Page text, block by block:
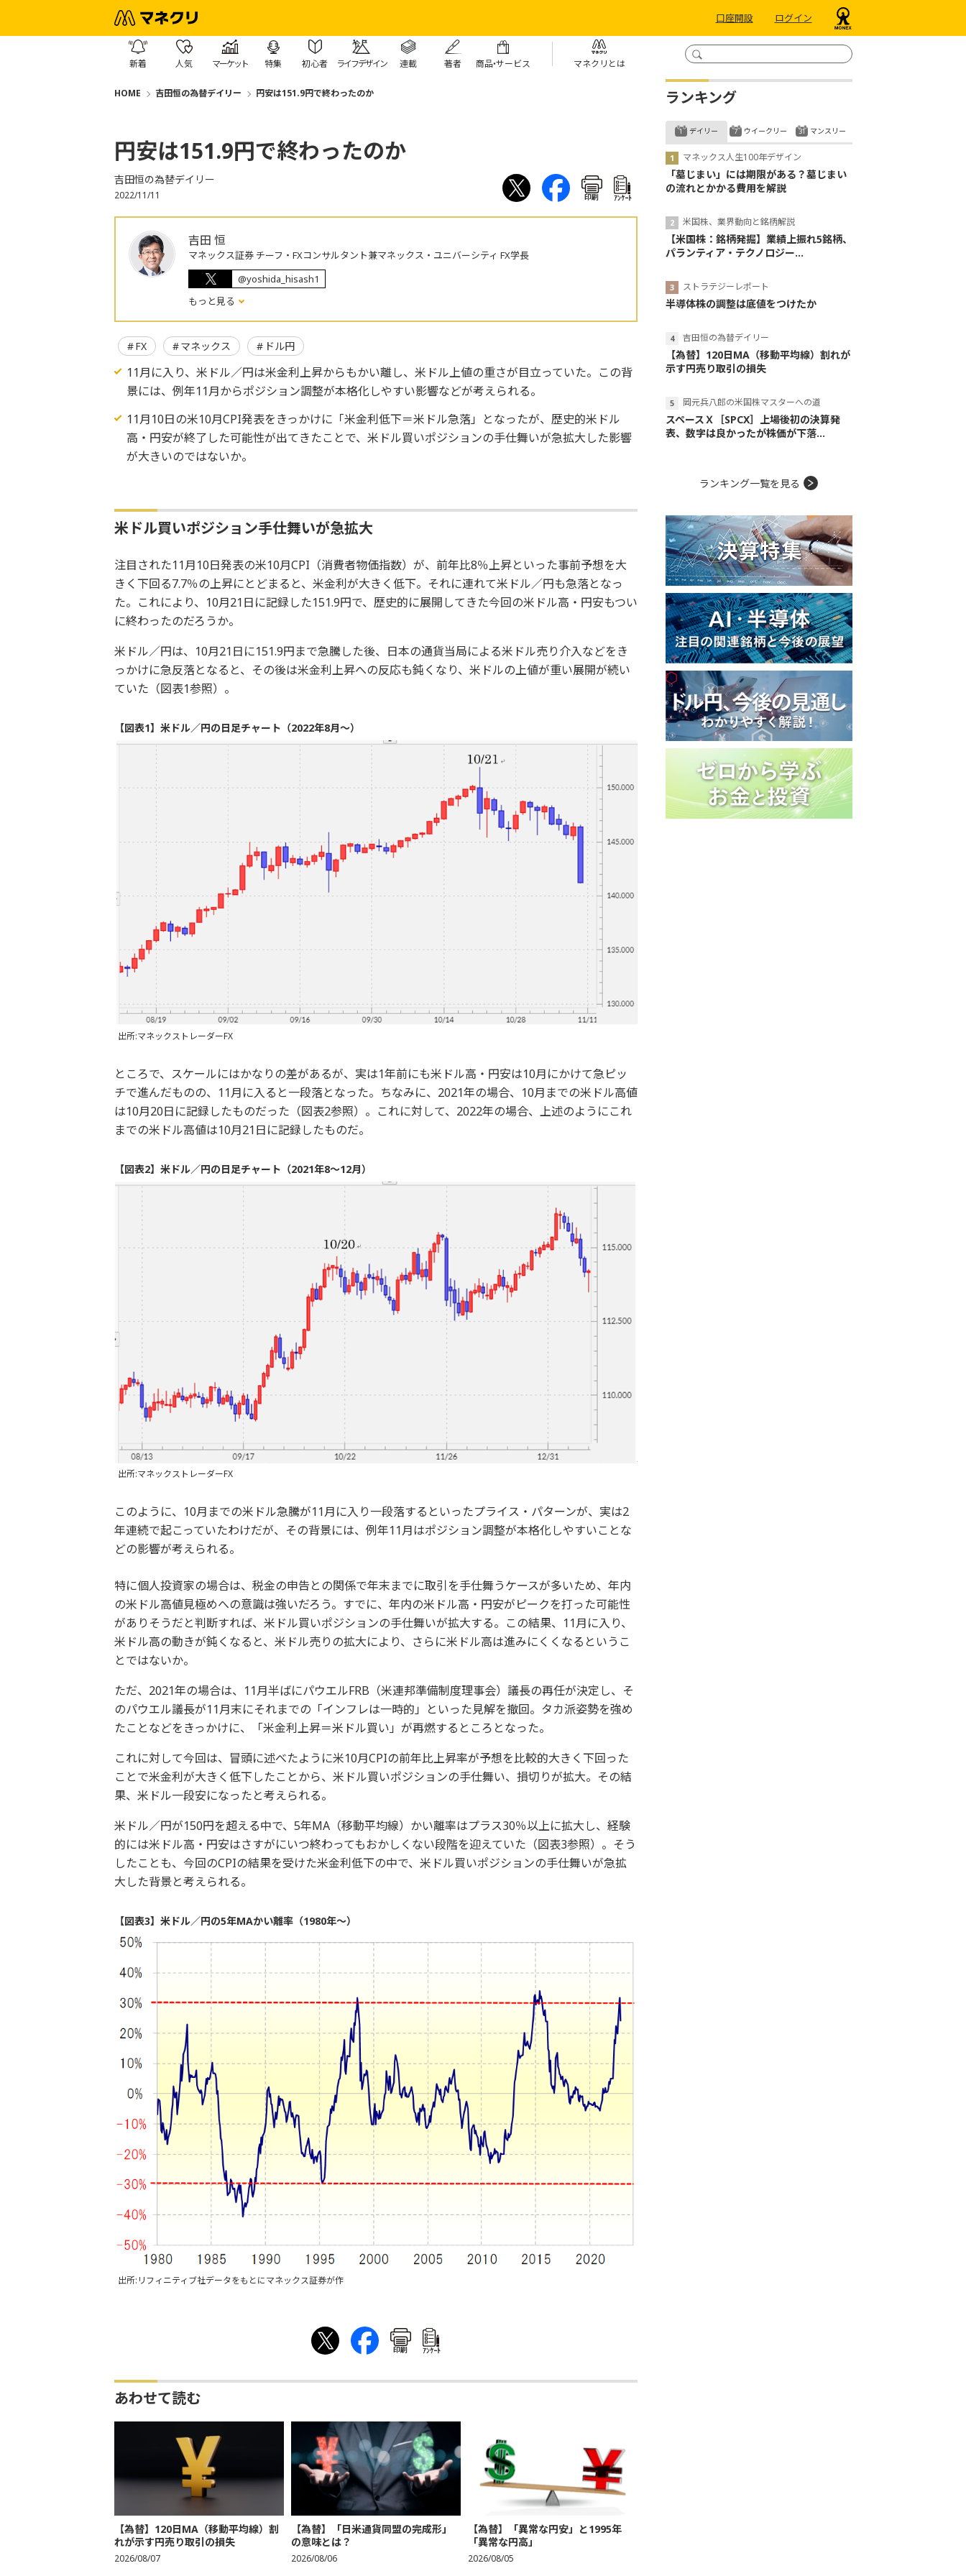
口座開設 ログイン
新着 人気 マーケット 特集 初心者 ライフデザイン 連載 著者 商品・サービス マネクリとは
HOME 吉田恒の為替デイリー 円安は151.9円で終わったのか
円安は151.9円で終わったのか
吉田恒の為替デイリー
2022/11/11 印刷 ｱﾝｹｰﾄ
吉田 恒
マネックス証券 チーフ・FXコンサルタント兼マネックス・ユニバーシティ FX学長
@yoshida_hisash1
もっと見る
FX マネックス ドル円
11月に入り、米ドル／円は米金利上昇からもかい離し、米ドル上値の重さが目立っていた。この背
景には、例年11月からポジション調整が本格化しやすい影響などが考えられる。
11月10日の米10月CPI発表をきっかけに「米金利低下＝米ドル急落」となったが、歴史的米ドル
高・円安が終了した可能性が出てきたことで、米ドル買いポジションの手仕舞いが急拡大した影響
が大きいのではないか。
米ドル買いポジション手仕舞いが急拡大
注目された11月10日発表の米10月CPI（消費者物価指数）が、前年比8％上昇といった事前予想を大
きく下回る7.7％の上昇にとどまると、米金利が大きく低下。それに連れて米ドル／円も急落となっ
た。これにより、10月21日に記録した151.9円で、歴史的に展開してきた今回の米ドル高・円安もつい
に終わったのだろうか。
米ドル／円は、10月21日に151.9円まで急騰した後、日本の通貨当局による米ドル売り介入などをき
っかけに急反落となると、その後は米金利上昇への反応も鈍くなり、米ドルの上値が重い展開が続い
ていた（図表1参照）。
【図表1】米ドル／円の日足チャート（2022年8月～）
出所:マネックストレーダーFX
ところで、スケールにはかなりの差があるが、実は1年前にも米ドル高・円安は10月にかけて急ピッ
チで進んだものの、11月に入ると一段落となった。ちなみに、2021年の場合、10月までの米ドル高値
は10月20日に記録したものだった（図表2参照）。これに対して、2022年の場合、上述のようにこれ
までの米ドル高値は10月21日に記録したものだ。
【図表2】米ドル／円の日足チャート（2021年8～12月）
出所:マネックストレーダーFX
このように、10月までの米ドル急騰が11月に入り一段落するといったプライス・パターンが、実は2
年連続で起こっていたわけだが、その背景には、例年11月はポジション調整が本格化しやすいことな
どの影響が考えられる。
特に個人投資家の場合は、税金の申告との関係で年末までに取引を手仕舞うケースが多いため、年内
の米ドル高値見極めへの意識は強いだろう。すでに、年内の米ドル高・円安がピークを打った可能性
がありそうだと判断すれば、米ドル買いポジションの手仕舞いが拡大する。この結果、11月に入り、
米ドル高の動きが鈍くなると、米ドル売りの拡大により、さらに米ドル高は進みにくくなるというこ
とではないか。
ただ、2021年の場合は、11月半ばにパウエルFRB（米連邦準備制度理事会）議長の再任が決定し、そ
のパウエル議長が11月末にそれまでの「インフレは一時的」といった見解を撤回。タカ派姿勢を強め
たことなどをきっかけに、「米金利上昇＝米ドル買い」が再燃するところとなった。
これに対して今回は、冒頭に述べたように米10月CPIの前年比上昇率が予想を比較的大きく下回った
ことで米金利が大きく低下したことから、米ドル買いポジションの手仕舞い、損切りが拡大。その結
果、米ドル一段安になったと考えられる。
米ドル／円が150円を超える中で、5年MA（移動平均線）かい離率はプラス30％以上に拡大し、経験
的には米ドル高・円安はさすがにいつ終わってもおかしくない段階を迎えていた（図表3参照）。そう
したことも、今回のCPIの結果を受けた米金利低下の中で、米ドル買いポジションの手仕舞いが急拡
大した背景と考えられる。
【図表3】米ドル／円の5年MAかい離率（1980年～）
出所:リフィニティブ社データをもとにマネックス証券が作
印刷 ｱﾝｹｰﾄ
あわせて読む
【為替】120日MA（移動平均線）割
れが示す円売り取引の損失
2026/08/07
【為替】「日米通貨同盟の完成形」
の意味とは？
2026/08/06
【為替】「異常な円安」と1995年
「異常な円高」
2026/08/05
ランキング
デイリー
マネックス人生100年デザイン
「墓じまい」には期限がある？墓じまい
の流れとかかる費用を解説
米国株、業界動向と銘柄解説
【米国株：銘柄発掘】業績上振れ5銘柄、
パランティア・テクノロジー...
ストラテジーレポート
半導体株の調整は底値をつけたか
吉田恒の為替デイリー
【為替】120日MA（移動平均線）割れが
示す円売り取引の損失
岡元兵八郎の米国株マスターへの道
スペースＸ［SPCX］上場後初の決算発
表、数字は良かったが株価が下落...
ウイークリー マンスリー
ランキング一覧を見る